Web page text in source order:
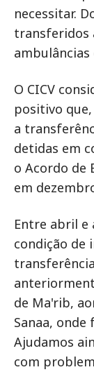
necessitar.
transferidos
ambulâncias
O CICV
positivo
a
detidas em
o Acordo de
em
Entre abril e
condição
de Ma'rib,
Sanaa,
Ajudamos
com